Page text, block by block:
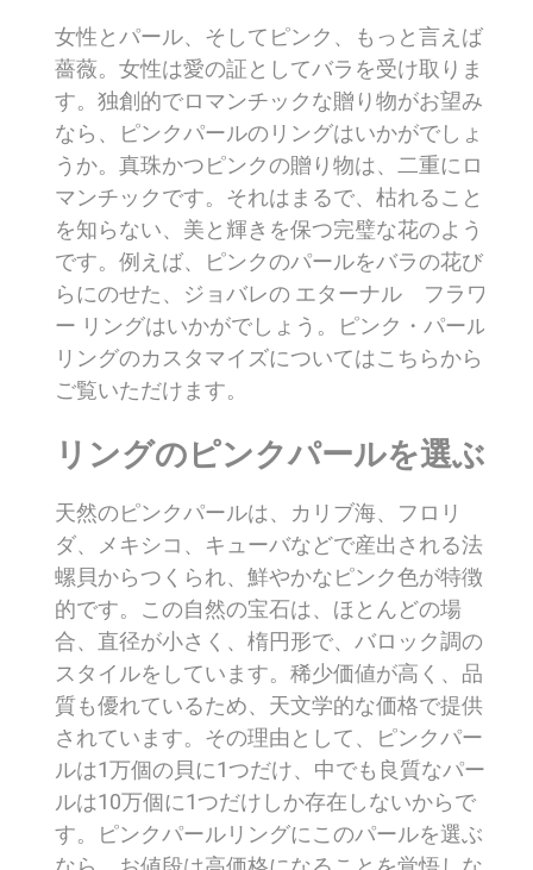
女性とパール、そしてピンク、もっと言えば
薔薇。女性は愛の証としてバラを受け取りま
す。独創的でロマンチックな贈り物がお望み
なら、ピンクパールのリングはいかがでしょ
うか。真珠かつピンクの贈り物は、二重にロ
マンチックです。それはまるで、枯れること
を知らない、美と輝きを保つ完璧な花のよう
です。例えば、ピンクのパールをバラの花び
らにのせた、ジョバレの エターナル フラワ
ー リングはいかがでしょう。ピンク・パール
リングのカスタマイズについてはこちらから
ご覧いただけます。
リングのピンクパールを選ぶ
天然のピンクパールは、カリブ海、フロリ
ダ、メキシコ、キューバなどで産出される法
螺貝からつくられ、鮮やかなピンク色が特徴
的です。この自然の宝石は、ほとんどの場
合、直径が小さく、楕円形で、バロック調の
スタイルをしています。稀少価値が高く、品
質も優れているため、天文学的な価格で提供
されています。その理由として、ピンクパー
ルは1万個の貝に1つだけ、中でも良質なパー
ルは10万個に1つだけしか存在しないからで
す。ピンクパールリングにこのパールを選ぶ